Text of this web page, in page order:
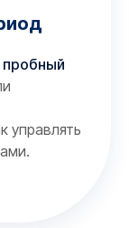
управлять